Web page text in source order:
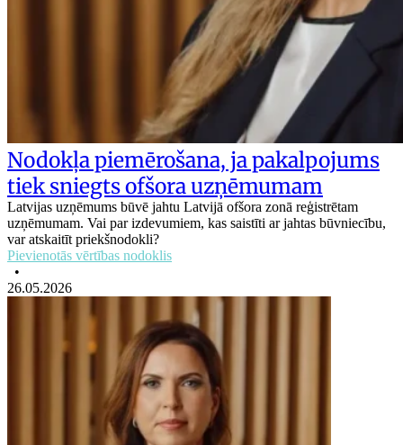
Nodokļa piemērošana, ja pakalpojums
tiek sniegts ofšora uzņēmumam
Latvijas uzņēmums būvē jahtu Latvijā ofšora zonā reģistrētam
uzņēmumam. Vai par izdevumiem, kas saistīti ar jahtas būvniecību,
var atskaitīt priekšnodokli?
Pievienotās vērtības nodoklis
•
26.05.2026